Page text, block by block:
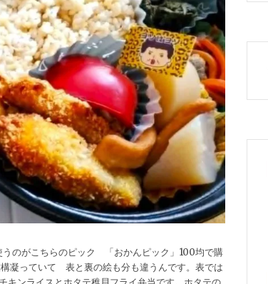
のがこちらのピック 「おかんピック」100均で購
凝っていて 表と裏の絵も分も違うんです。表では